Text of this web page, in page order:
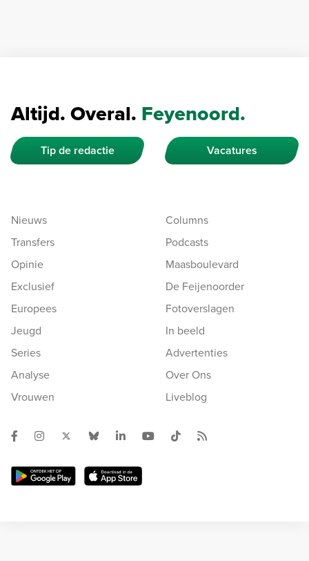
Altijd. Overal. Feyenoord.
Tip de redactie Vacatures
Nieuws
Transfers
Opinie
Exclusief
Europees
Jeugd
Series
Analyse
Vrouwen
Columns
Podcasts
Maasboulevard
De Feijenoorder
Fotoverslagen
In beeld
Advertenties
Over Ons
Liveblog